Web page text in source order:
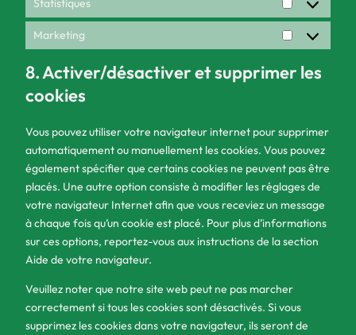
Statistiques
Statistiques
Marketing
Marketing
8. Activer/désactiver et supprimer les
cookies
Vous pouvez utiliser votre navigateur internet pour supprimer
automatiquement ou manuellement les cookies. Vous pouvez
également spécifier que certains cookies ne peuvent pas être
placés. Une autre option consiste à modifier les réglages de
votre navigateur Internet afin que vous receviez un message
à chaque fois qu’un cookie est placé. Pour plus d’informations
sur ces options, reportez-vous aux instructions de la section
Aide de votre navigateur.
Veuillez noter que notre site web peut ne pas marcher
correctement si tous les cookies sont désactivés. Si vous
supprimez les cookies dans votre navigateur, ils seront de